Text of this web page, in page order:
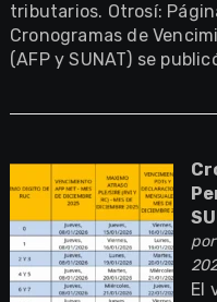
tributarios. Otrosí:
Cronogramas de
(AFP y SUNAT) se
por
El